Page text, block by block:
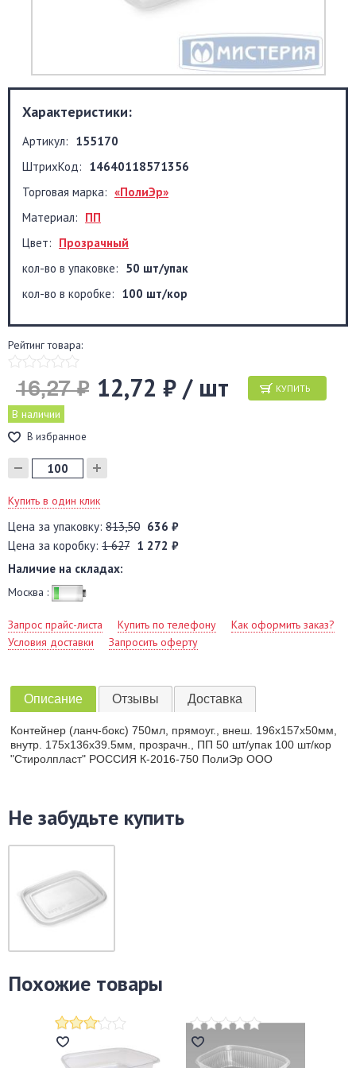
Характеристики:
Артикул: 155170
ШтрихКод: 14640118571356
Торговая марка: «ПолиЭр»
Материал: ПП
Цвет: Прозрачный
кол-во в упаковке: 50 шт/упак
кол-во в коробке: 100 шт/кор
Рейтинг товара:
12,72 ₽ / шт
16,27 ₽ КУПИТЬ
В наличии
В избранное
Купить в один клик
Цена за упаковку: 813,50 636 ₽
Цена за коробку: 1 627 1 272 ₽
Наличие на складах:
Москва :
Запрос прайс-листа Купить по телефону
Как оформить заказ?
Условия доставки
Запросить оферту
Описание Отзывы Доставка
Контейнер (ланч-бокс) 750мл, прямоуг., внеш. 196х157х50мм,
внутр. 175х136х39.5мм, прозрачн., ПП 50 шт/упак 100 шт/кор
"Стиролпласт" РОССИЯ К-2016-750 ПолиЭр ООО
Не забудьте купить
Похожие товары